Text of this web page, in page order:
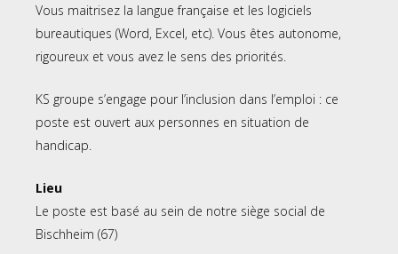
Vous maitrisez la langue française et les logiciels
bureautiques (Word, Excel, etc). Vous êtes autonome,
rigoureux et vous avez le sens des priorités.
KS groupe s’engage pour l’inclusion dans l’emploi : ce
poste est ouvert aux personnes en situation de
handicap.
Lieu
Le poste est basé au sein de notre siège social de
Bischheim (67)